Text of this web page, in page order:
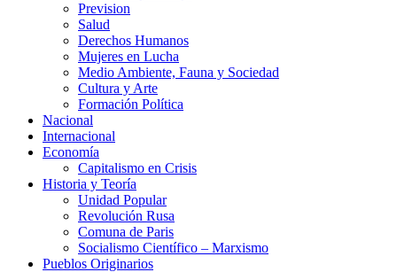
Prevision
Salud
Derechos Humanos
Mujeres en Lucha
Medio Ambiente, Fauna y Sociedad
Cultura y Arte
Formación Política
Nacional
Internacional
Economía
Capitalismo en Crisis
Historia y Teoría
Unidad Popular
Revolución Rusa
Comuna de Paris
Socialismo Científico – Marxismo
Pueblos Originarios